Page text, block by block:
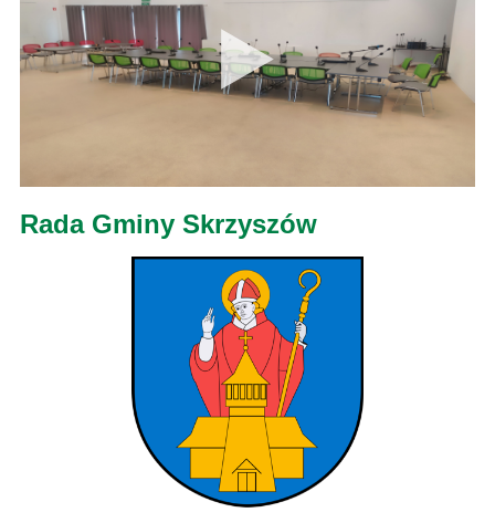
Rada Gminy Skrzyszów